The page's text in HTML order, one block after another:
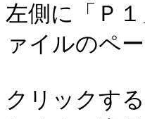
左側に「Ｐ
ァイルのペ
クリックす